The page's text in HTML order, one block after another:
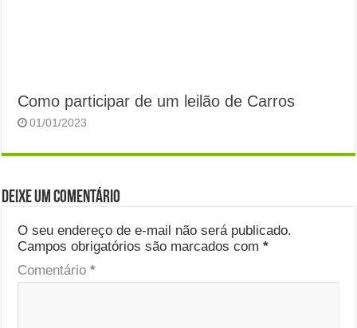
Como participar de um leilão de Carros
01/01/2023
Deixe um comentário
O seu endereço de e-mail não será publicado.
Campos obrigatórios são marcados com*
Comentário*